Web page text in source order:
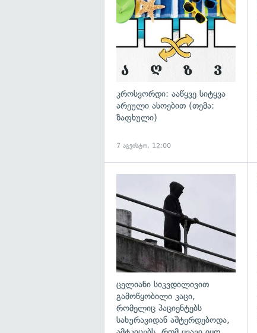
კროსვორდი: ააწყვე სიტყვა
არეული ასოებით (თემა:
ზაფხული)
7 აგვისტო, 12:00
ცელიანი სიკვდილივით
გამოწყობილი კაცი,
რომელიც პაციენტებს
სახურავიდან აშტერდებოდა,